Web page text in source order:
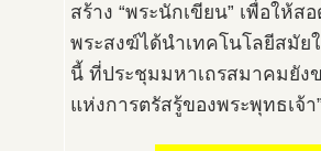
สร้าง “พระนักเขียน” เพื่อให้
พระสงฆ์ได้นำเทคโนโลยีสมั
นี้ ที่ประชุมมหาเถรสมาคมยั
แห่งการตรัสรู้ของพระพุทธเจ้